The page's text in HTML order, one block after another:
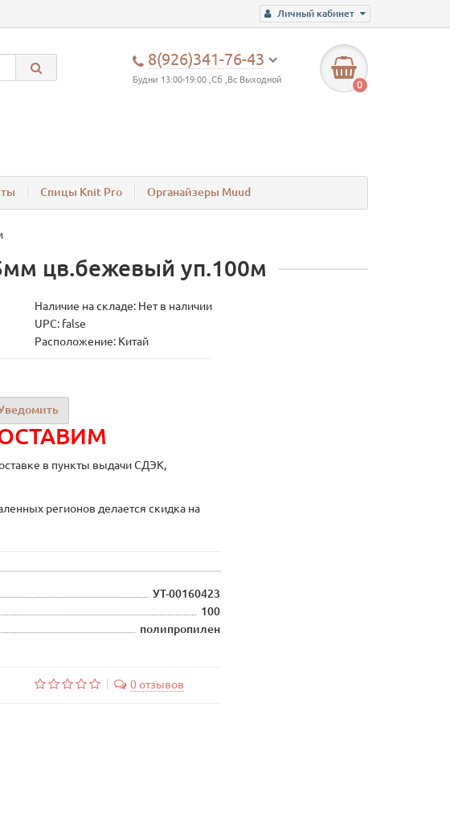
Личный кабинет
8(926)341-76-43
Будни 13:00-19:00 ,Сб ,Вс Выходной 0
Спицы Knit Pro Органайзеры Muud
цв.бежевый уп.100м
Наличие на складе: Нет в наличии
UPC: false
Расположение: Китай
в пункты выдачи СДЭК,
регионов делается скидка на
УТ-00160423
100
полипропилен
0 отзывов